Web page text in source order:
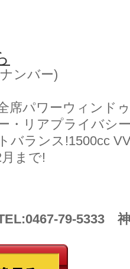
ンバー)
席パワーウィンド
・リアプライバシ
バランス!1500cc
まで!
79-5333 神